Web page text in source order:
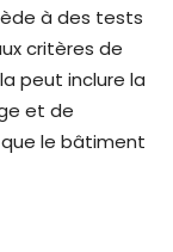
à des tests
critères de
peut inclure la
et de
que le bâtiment